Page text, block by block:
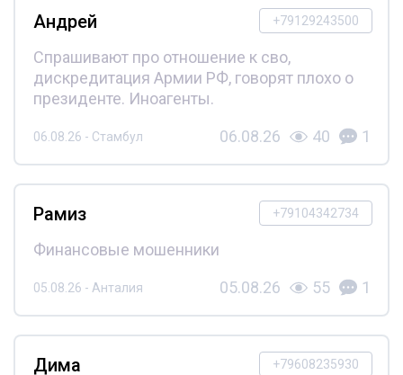
+79129243500
Андрей
Спрашивают про отношение к сво,
дискредитация Армии РФ, говорят плохо о
президенте. Иноагенты.
06.08.26 - Стамбул 06.08.26 40 1
+79104342734
Рамиз
Финансовые мошенники
05.08.26 - Анталия 05.08.26 55 1
+79608235930
Дима